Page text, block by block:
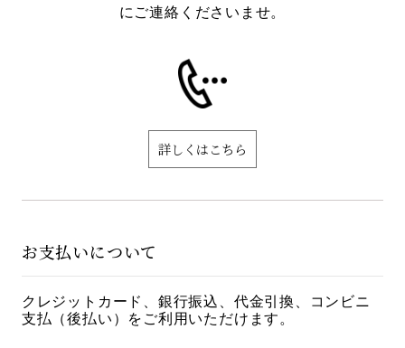
にご連絡くださいませ。
詳しくはこちら
お支払いについて
クレジットカード、銀行振込、代金引換、コンビニ
支払（後払い）をご利用いただけます。